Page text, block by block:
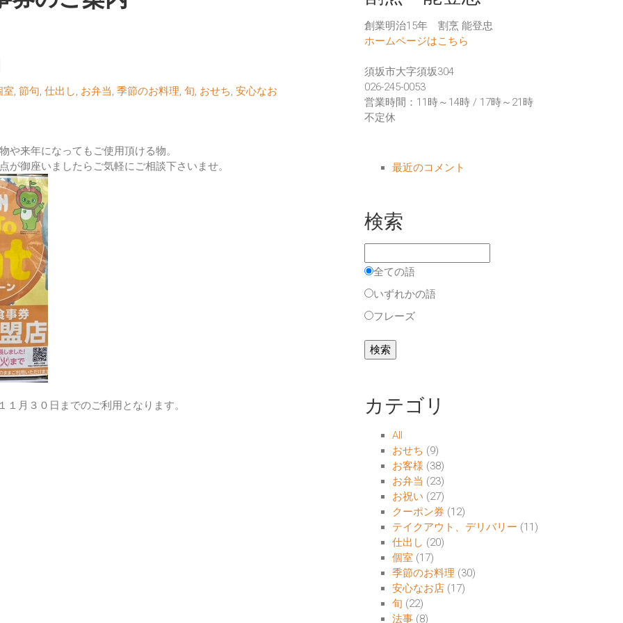
室, 節句, 仕出し, お弁当, 季節のお料理, 旬, おせち, 安心なお
や来年になってもご使用頂ける物。
御座いましたらご気軽にご相談下さいませ。
月３０日までのご利用となります。
創業明治15年 割烹 能登忠
ホームページはこちら
須坂市大字須坂304
026-245-0053
営業時間：11時～14時 / 17時～21時
不定休
最近のコメント
検索
全ての語
いずれかの語
フレーズ
カテゴリ
All
おせち (9)
お客様 (38)
お弁当 (23)
お祝い (27)
クーポン券 (12)
テイクアウト、デリバリー (11)
仕出し (20)
個室 (17)
季節のお料理 (30)
安心なお店 (17)
旬 (22)
法事 (8)